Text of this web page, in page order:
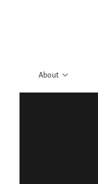
About